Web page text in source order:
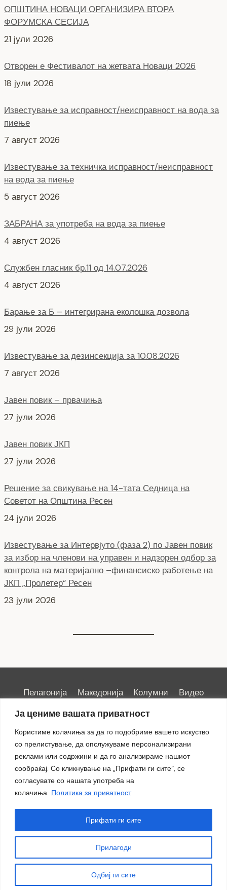
Ја цениме вашата приватност
Користиме колачиња за да го подобриме вашето искуство
со прелистување, да опслужуваме персонализирани
реклами или содржини и да го анализираме нашиот
сообраќај. Со кликнување на „Прифати ги сите“, се
согласувате со нашата употреба на
колачиња. Политика за приватност
Прилагоди
Одбиј ги сите
Прифати ги сите
ОПШТИНА НОВАЦИ ОРГАНИЗИРА ВТОРА
ФОРУМСКА СЕСИЈА
21 јули 2026
Отворен е Фестивалот на жетвата Новаци 2026
18 јули 2026
Известување за исправност/неисправност на вода за
пиење
7 август 2026
Известување за техничка исправност/неисправност
на вода за пиење
5 август 2026
ЗАБРАНА за употреба на вода за пиење
4 август 2026
Службен гласник бр.11 од 14.07.2026
4 август 2026
Барање за Б – интегрирана еколошка дозвола
29 јули 2026
Известување за дезинсекција за 10.08.2026
7 август 2026
Јавен повик – првачиња
27 јули 2026
Јавен повик ЈКП
27 јули 2026
Решение за свикување на 14-тата Седница на
Советот на Општина Ресен
24 јули 2026
Известување за Интервјуто (фаза 2) по Јавен повик
за избор на членови на управен и надзорен одбор за
контрола на материјално –финансиско работење на
ЈКП „Пролетер“ Ресен
23 јули 2026
Пелагонија Македонија Колумни
Видео
Емисии
Култура Здравје
Занимливости
Спорт
ИРИС
Импресум
© 2018 - 2026 ОТВ